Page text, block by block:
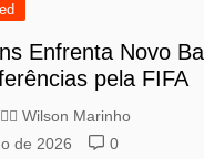
Enfrenta Novo
pela FIFA
Wilson Marinho
de 2026
0